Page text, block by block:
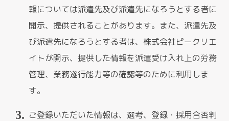
報については派遣先及び派遣先になろうとする者に
開示、提供されることがあります。また、派遣先及
び派遣先になろうとする者は、株式会社ピークリエ
イトが開示、提供した情報を派遣受け入れ上の労務
管理、業務遂行能力等の確認等のために利用しま
す。
ご登録いただいた情報は、選考、登録・採用合否判